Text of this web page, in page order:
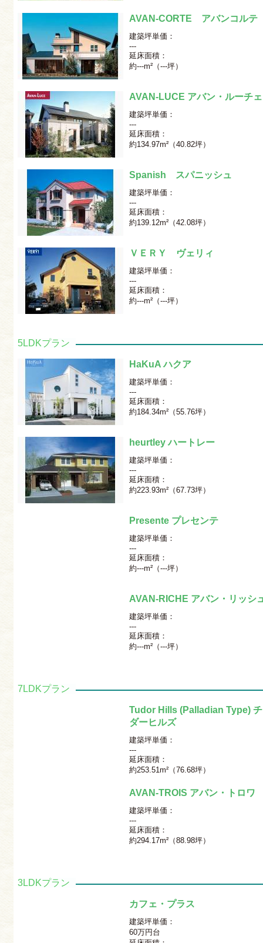
AVAN-CORTE アバンコルテ
建築坪単価：
---
延床面積：
約---m²（---坪）
AVAN-LUCE アバン・ルーチェ
建築坪単価：
---
延床面積：
約134.97m²（40.82坪）
Spanish スパニッシュ
建築坪単価：
---
延床面積：
約139.12m²（42.08坪）
ＶＥＲＹ ヴェリィ
建築坪単価：
---
延床面積：
約---m²（---坪）
5LDKプラン
HaKuA ハクア
建築坪単価：
---
延床面積：
約184.34m²（55.76坪）
heurtley ハートレー
建築坪単価：
---
延床面積：
約223.93m²（67.73坪）
Presente プレセンテ
建築坪単価：
---
延床面積：
約---m²（---坪）
AVAN-RICHE アバン・リッシ
建築坪単価：
---
延床面積：
約---m²（---坪）
7LDKプラン
Tudor Hills (Palladian Type)
ダーヒルズ
建築坪単価：
---
延床面積：
約253.51m²（76.68坪）
AVAN-TROIS アバン・トロワ
建築坪単価：
---
延床面積：
約294.17m²（88.98坪）
3LDKプラン
カフェ・プラス
建築坪単価：
60万円台